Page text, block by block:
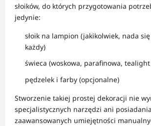
słoików, do których przygotowania
jedynie:
słoik na lampion (jakikolwiek, nada
każdy)
świeca (woskowa, parafinowa,
pędzelek i farby (opcjonalne)
Stworzenie takiej prostej dekoracji nie
specjalistycznych narzędzi ani posiadania
zaawansowanych umiejętności